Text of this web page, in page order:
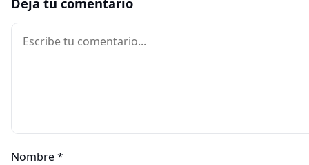
Comentario
Nombre*